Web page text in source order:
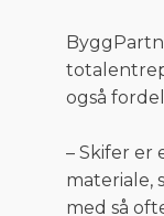
også
– Skifer
materiale,
med så